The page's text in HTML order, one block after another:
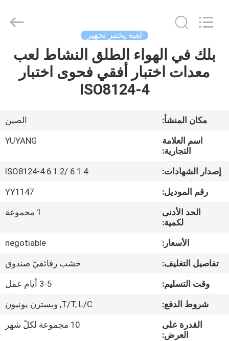
مسكن
عرض
الواقع
الافتراضي
معلومات
في
المعمل
اتصل
INSTRUMENT
لعبة يختبر تجهيز
بلك في الهواء الطلق النشاط لعب
معدات اختبار أفقي فحوى اختبار
ISO8124-4
مكان المنشأ:
الصين
اسم العلامة
التجارية:
YUYANG
إصدار الشهادات:
ISO8124-4 6.1.2/ 6.1.4
رقم الموديل:
YY1147
الحد الأدنى
لكمية:
1 مجموعة
الأسعار:
negotiable
تفاصيل التغليف:
خشب رقائقيّ صندوق
وقت التسليم:
3-5 أيام عمل
شروط الدفع:
T/T, L/C, ويسترن يونيون
القدرة على
العرض:
10 مجموعة لكلّ شهر